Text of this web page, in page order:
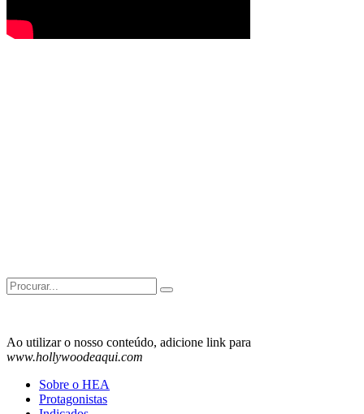
Search
for:
Ao utilizar o nosso conteúdo, adicione link para
www.hollywoodeaqui.com
Sobre o HEA
Protagonistas